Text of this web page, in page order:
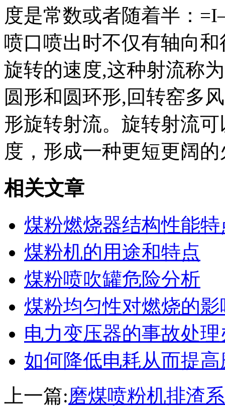
度是常数或者随着半：
喷口喷出时不仅有轴向
旋转的速度,这种射流称
圆形和圆环形,回转窑多
形旋转射流。旋转射流
度，形成一种更短更阔
相关文章
煤粉燃烧器结构性能特
煤粉机的用途和特点
煤粉喷吹罐危险分析
煤粉均匀性对燃烧的影
电力变压器的事故处理
如何降低电耗从而提
上一篇:磨煤喷粉机排渣